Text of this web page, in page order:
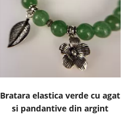
Bratara elastica verde cu agat
si pandantive din argint